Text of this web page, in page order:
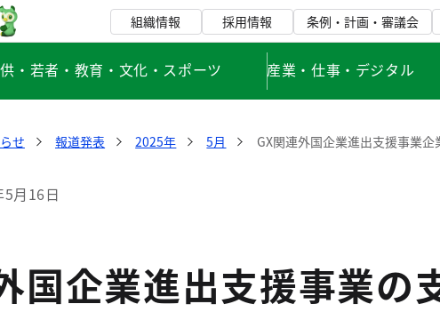
組織情報 採用情報 条例・計画・審議会
・若者・教育・文化・スポーツ 産業・仕事・デジタル
せ 報道発表 2025年 5月 GX関連外国企業進出支援事業企
月16日
国企業進出支援事業の